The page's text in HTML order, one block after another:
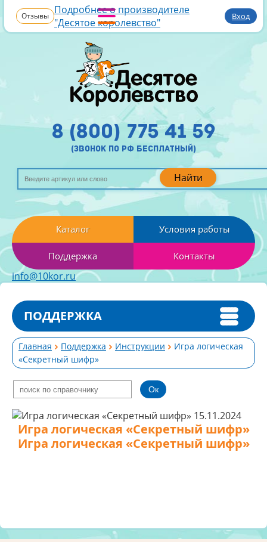
Отзывы Подробнее о производителе
"Десятое королевство"
Вход
Найти
8 (800) 775 41 59
(звонок по рф бесплатный)
Каталог Условия работы
Поддержка Контакты
info@10kor.ru
ПОДДЕРЖКА
Главная Поддержка Инструкции
Игра логическая
«Секретный шифр»
15.11.2024
Игра логическая «Секретный шифр»
Игра логическая «Секретный шифр»